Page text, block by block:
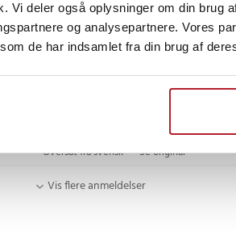
Vi deler også oplysninger om din brug
og analysepartnere. Vores
de har indsamlet fra din brug af
Bosuball er fantastisk til forskellige
Oversat fra norsk•Se original
Art•2 år siden
Oversat fra svensk•Se original
Vis flere anmeldelser